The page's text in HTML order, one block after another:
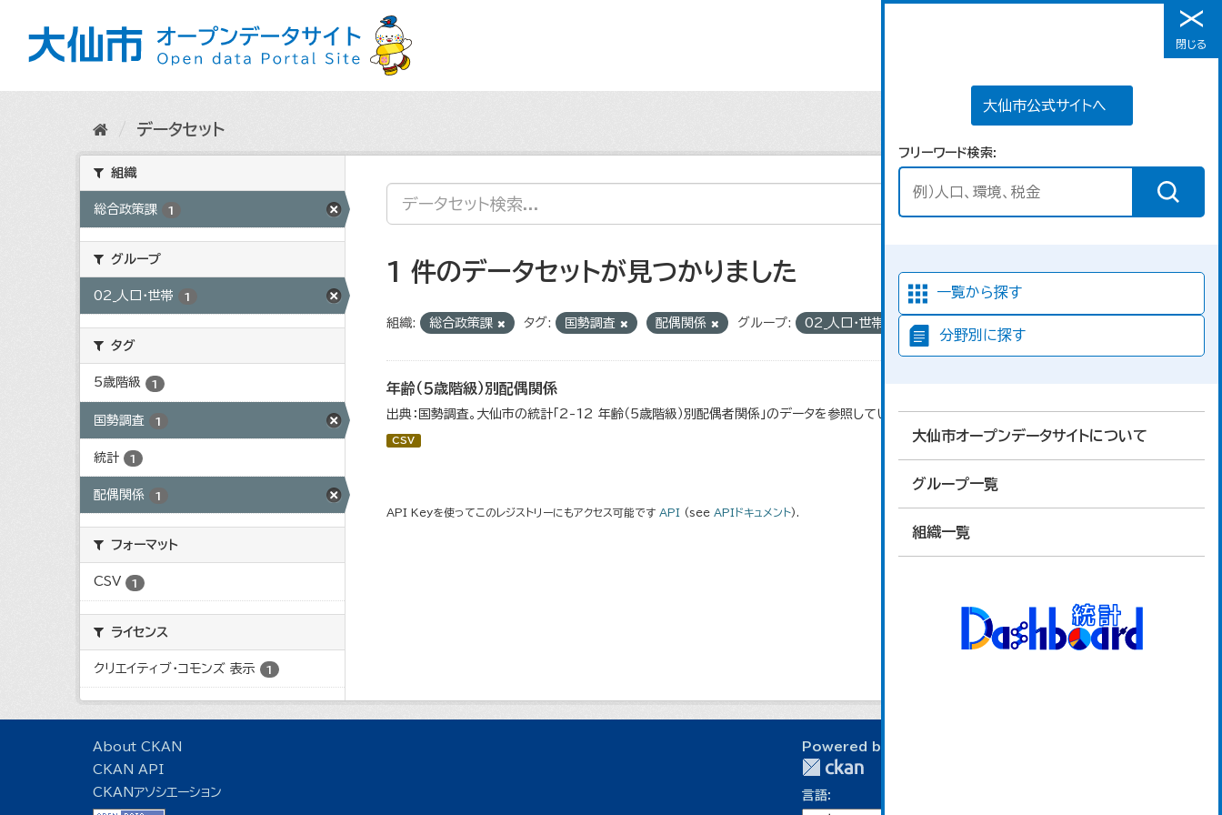
メニュー
大仙市公式サイトへ
フリーワード検索
一覧から探す
分野別に探す
大仙市オープンデータサイトについて
グループ一覧
組織一覧
閉じる
データセット
組織
総合政策課 1
グループ
02_人口・世帯 1
タグ
5歳階級 1
国勢調査 1
統計 1
配偶関係 1
フォーマット
CSV 1
ライセンス
クリエイティブ・コモンズ 表示 1
1 件のデータセットが見つかりました
組織: 総合政策課 タグ: 国勢調査 配偶関係 グループ: 02_人口・世帯
年齢（５歳階級）別配偶関係
出典：国勢調査。大仙市の統計「2-12 年齢（5歳階級）別配偶者関係」のデータを参照しています。
CSV
API Keyを使ってこのレジストリーにもアクセス可能です API (see APIドキュメント).
About CKAN
CKAN API
CKANアソシエーション
Powered by
言語